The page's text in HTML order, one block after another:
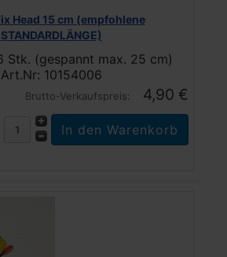
Head 15 cm (empfohlene
STANDARDLÄNGE)
Stk. (gespannt max. 25 cm)
Art.Nr: 10154006
Brutto-Verkaufspreis: 4,90 €